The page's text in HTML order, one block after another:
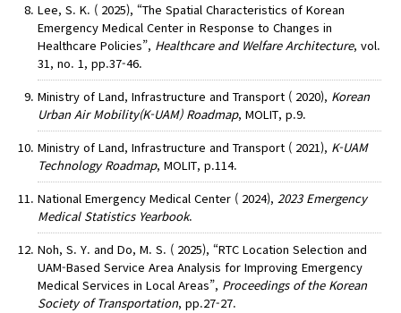
Lee, S. K. ( 2025), “The Spatial Characteristics of Korean
Emergency Medical Center in Response to Changes in
Healthcare Policies”, Healthcare and Welfare Architecture, vol.
31, no. 1, pp.37-46.
Ministry of Land, Infrastructure and Transport ( 2020), Korean
Urban Air Mobility(K-UAM) Roadmap, MOLIT, p.9.
Ministry of Land, Infrastructure and Transport ( 2021), K-UAM
Technology Roadmap, MOLIT, p.114.
National Emergency Medical Center ( 2024),2023 Emergency
Medical Statistics Yearbook.
Noh, S. Y. and Do, M. S. ( 2025), “RTC Location Selection and
UAM-Based Service Area Analysis for Improving Emergency
Medical Services in Local Areas”, Proceedings of the Korean
Society of Transportation, pp.27-27.